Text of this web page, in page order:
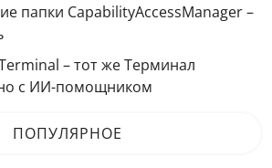
папки CapabilityAccessManager –
– тот же Терминал
с ИИ-помощником
ПОПУЛЯРНОЕ